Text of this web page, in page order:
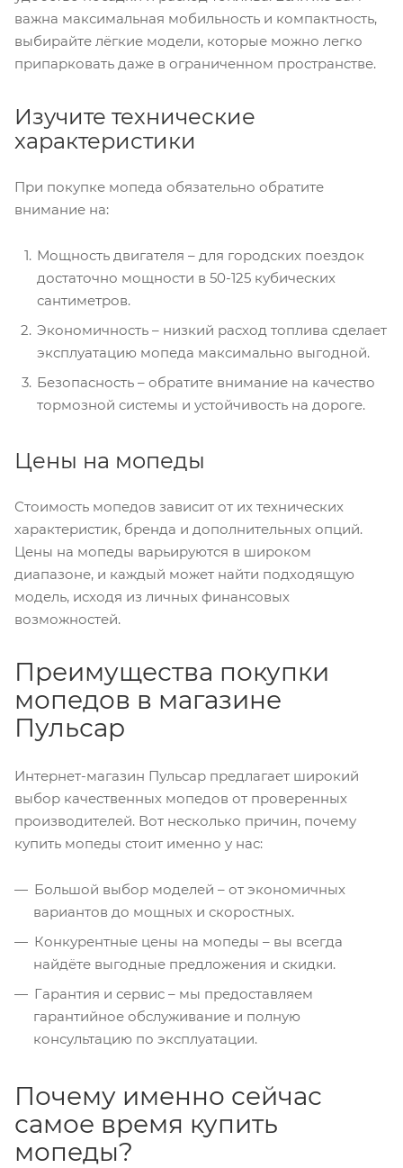
важна максимальная мобильность и компактность,
выбирайте лёгкие модели, которые можно легко
припарковать даже в ограниченном пространстве.
Изучите технические
характеристики
При покупке мопеда обязательно обратите
внимание на:
Мощность двигателя – для городских поездок
достаточно мощности в 50-125 кубических
сантиметров.
Экономичность – низкий расход топлива сделает
эксплуатацию мопеда максимально выгодной.
Безопасность – обратите внимание на качество
тормозной системы и устойчивость на дороге.
Цены на мопеды
Стоимость мопедов зависит от их технических
характеристик, бренда и дополнительных опций.
Цены на мопеды варьируются в широком
диапазоне, и каждый может найти подходящую
модель, исходя из личных финансовых
возможностей.
Преимущества покупки
мопедов в магазине
Пульсар
Интернет-магазин Пульсар предлагает широкий
выбор качественных мопедов от проверенных
производителей. Вот несколько причин, почему
купить мопеды стоит именно у нас:
Большой выбор моделей – от экономичных
вариантов до мощных и скоростных.
Конкурентные цены на мопеды – вы всегда
найдёте выгодные предложения и скидки.
Гарантия и сервис – мы предоставляем
гарантийное обслуживание и полную
консультацию по эксплуатации.
Почему именно сейчас
самое время купить
мопеды?